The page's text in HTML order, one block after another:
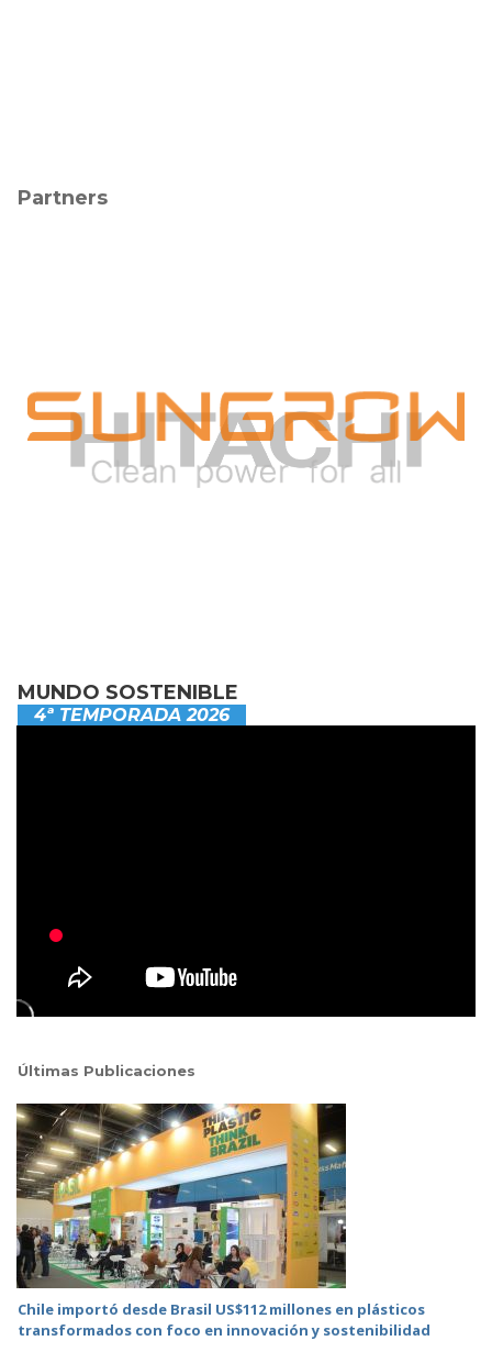
Partners
MUNDO SOSTENIBLE
4ª TEMPORADA 2026
Últimas Publicaciones
Chile importó desde Brasil US$112 millones en plásticos
transformados con foco en innovación y sostenibilidad